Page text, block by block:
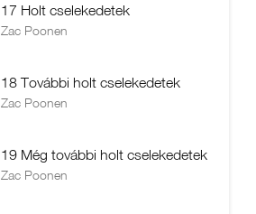
17 Holt cselekedetek
Zac Poonen
18 További holt cselekedetek
Zac Poonen
19 Még további holt cselekedetek
Zac Poonen